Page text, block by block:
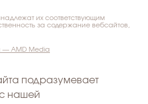
их соответствующим
за содержание вебсайтов,
— AMD Media
подразумевает
нашей